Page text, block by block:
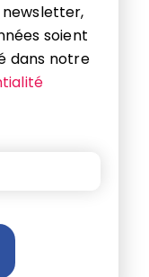
soient
dans notre